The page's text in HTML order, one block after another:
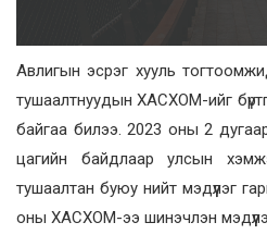
Авлигын эсрэг хууль
тушаалтнуудын ХАСХОМ-ийг
байгаа билээ. 2023 оны 2
цагийн байдлаар улсын
тушаалтан буюу нийт мэдүүлэг
оны ХАСХОМ-ээ шинэчлэн